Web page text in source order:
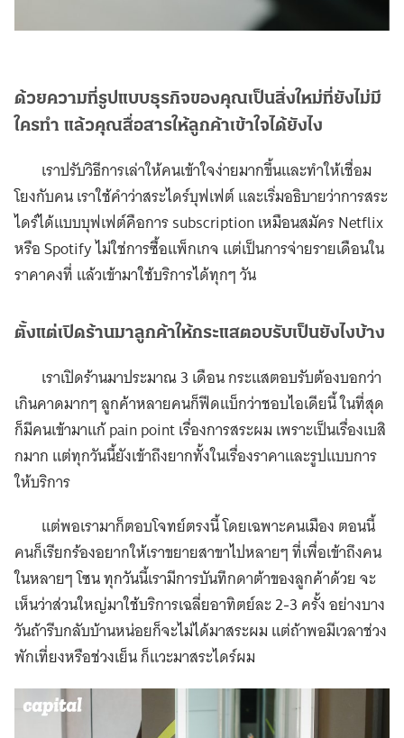
ด้วยความที่รูปแบบธุรกิจของคุณเป็นสิ่งใหม่ที่ยังไม่มี
ใครทำ แล้วคุณสื่อสารให้ลูกค้าเข้าใจได้ยังไง
เราปรับวิธีการเล่าให้คนเข้าใจง่ายมากขึ้นและทำให้เชื่อม
โยงกับคน เราใช้คำว่าสระไดร์บุฟเฟต์ และเริ่มอธิบายว่าการสระ
ไดร์ได้แบบบุฟเฟต์คือการ subscription เหมือนสมัคร Netflix
หรือ Spotify ไม่ใช่การซื้อแพ็กเกจ แต่เป็นการจ่ายรายเดือนใน
ราคาคงที่ แล้วเข้ามาใช้บริการได้ทุกๆ วัน
ตั้งแต่เปิดร้านมาลูกค้าให้กระแสตอบรับเป็นยังไงบ้าง
เราเปิดร้านมาประมาณ 3 เดือน กระแสตอบรับต้องบอกว่า
เกินคาดมากๆ ลูกค้าหลายคนก็ฟีดแบ็กว่าชอบไอเดียนี้ ในที่สุด
ก็มีคนเข้ามาแก้ pain point เรื่องการสระผม เพราะเป็นเรื่องเบสิ
กมาก แต่ทุกวันนี้ยังเข้าถึงยากทั้งในเรื่องราคาและรูปแบบการ
ให้บริการ
แต่พอเรามาก็ตอบโจทย์ตรงนี้ โดยเฉพาะคนเมือง ตอนนี้
คนก็เรียกร้องอยากให้เราขยายสาขาไปหลายๆ ที่เพื่อเข้าถึงคน
ในหลายๆ โซน ทุกวันนี้เรามีการบันทึกดาต้าของลูกค้าด้วย จะ
เห็นว่าส่วนใหญ่มาใช้บริการเฉลี่ยอาทิตย์ละ 2-3 ครั้ง อย่างบาง
วันถ้ารีบกลับบ้านหน่อยก็จะไม่ได้มาสระผม แต่ถ้าพอมีเวลาช่วง
พักเที่ยงหรือช่วงเย็น ก็แวะมาสระไดร์ผม